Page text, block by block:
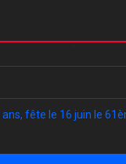
fête le 16 juin le